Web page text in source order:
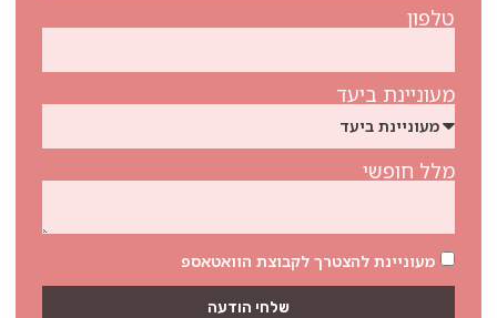
טלפון
מעוניינת ביעד
מלל חופשי
מעוניינת להצטרך לקבוצת הוואטאספ
שלחי הודעה